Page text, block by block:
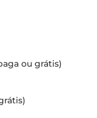
ou grátis)